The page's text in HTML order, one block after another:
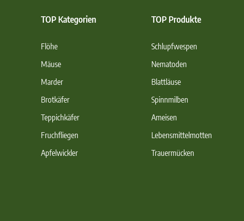
TOP Kategorien
Flöhe
Mäuse
Marder
Brotkäfer
Teppichkäfer
Fruchfliegen
Apfelwickler
TOP Produkte
Schlupfwespen
Nematoden
Blattläuse
Spinnmilben
Ameisen
Lebensmittelmotten
Trauermücken